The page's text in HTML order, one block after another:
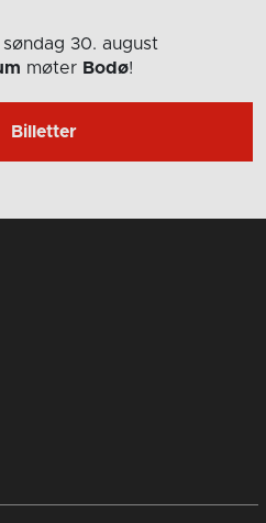
søndag 30. august
møter Bodø!
Billetter